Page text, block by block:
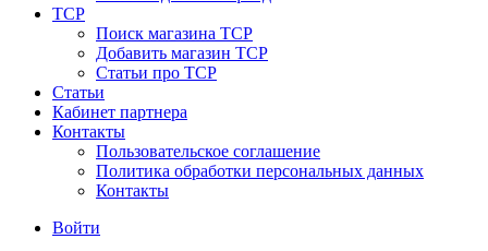
ТСР
Поиск магазина ТСР
Добавить магазин ТСР
Статьи про ТСР
Статьи
Кабинет партнера
Контакты
Пользовательское соглашение
Политика обработки персональных данных
Контакты
Войти